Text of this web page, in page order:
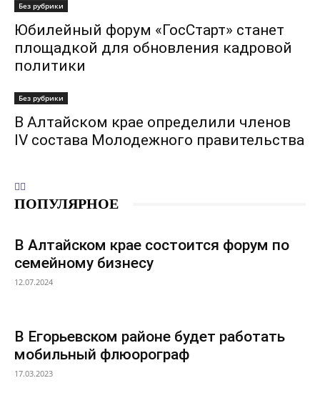
Без рубрики
Юбилейный форум «ГосСтарт» станет
площадкой для обновления кадровой
политики
Без рубрики
В Алтайском крае определили членов
IV состава Молодежного правительства
ПОПУЛЯРНОЕ
В Алтайском крае состоится форум по
семейному бизнесу
12.07.2024
В Егорьевском районе будет работать
мобильный флюорограф
17.03.2023